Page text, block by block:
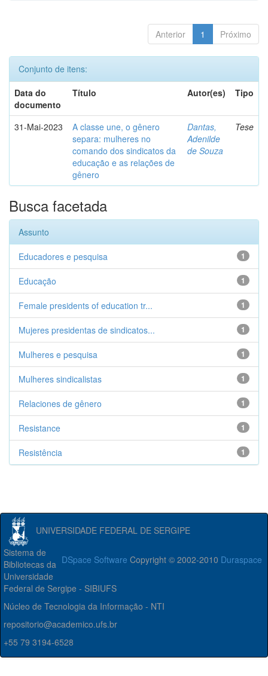
Anterior 1 Próximo
Conjunto de itens:
Data do
documento
Título Autor(es) Tipo
31-Mai-2023
A classe une, o gênero
separa: mulheres no
comando dos sindicatos da
educação e as relações de
gênero
Dantas,
Adenilde
de Souza
Tese
Busca facetada
Assunto
1
Educadores e pesquisa
1
Educação
1
Female presidents of education tr...
1
Mujeres presidentas de sindicatos...
1
Mulheres e pesquisa
1
Mulheres sindicalistas
1
Relaciones de gênero
1
Resistance
1
Resistência
UNIVERSIDADE FEDERAL DE SERGIPE
DSpace Software Copyright © 2002-2010 Duraspace
Sistema de
Bibliotecas da
Universidade
Federal de Sergipe - SIBIUFS
Núcleo de Tecnologia da Informação - NTI
repositorio@academico.ufs.br
+55 79 3194-6528